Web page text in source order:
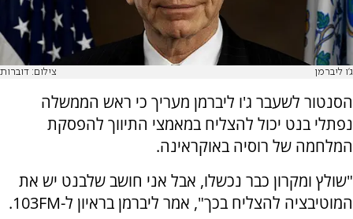
ג'ו ליברמן צילום: דוברות
הסנטור לשעבר ג'ו ליברמן מעריך כי ראש הממשלה
נפתלי בנט יכול להצליח במאמצי התיווך להפסקת
המלחמה של רוסיה באוקראינה.
"שולץ ומקרון כבר נכשלו, אבל אני חושב שלבנט יש את
המוטיבציה להצליח בכך", אמר ליברמן בראיון ל-103FM.